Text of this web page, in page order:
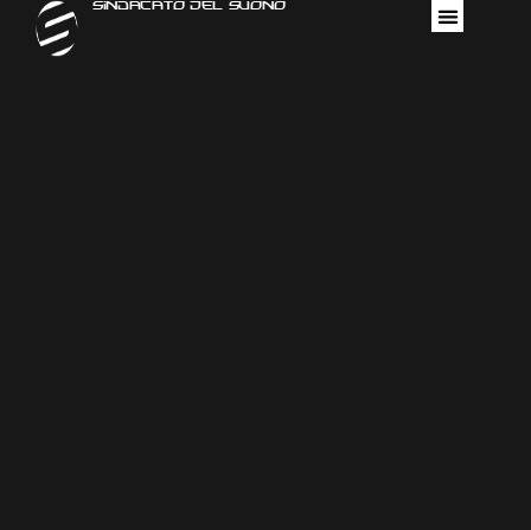
Sindacato Del Suono